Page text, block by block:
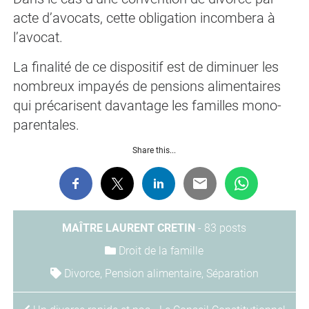
acte d’avocats, cette obligation incombera à
l’avocat.
La finalité de ce dispositif est de diminuer les
nombreux impayés de pensions alimentaires
qui précarisent davantage les familles mono-
parentales.
Share this...
MAÎTRE LAURENT CRETIN - 83 posts
Droit de la famille
Divorce, Pension alimentaire, Séparation